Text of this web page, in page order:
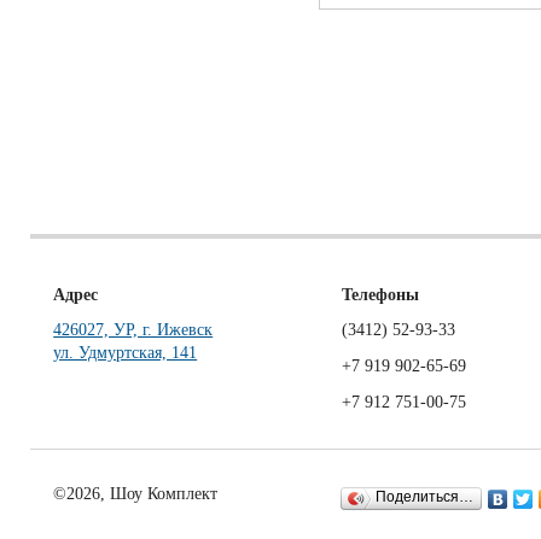
Адрес
426027, УР, г. Ижевск
ул. Удмуртская, 141
Телефоны
(3412) 52-93-33
+7 919 902-65-69
+7 912 751-00-75
©2026, Шоу Комплект Поделиться…